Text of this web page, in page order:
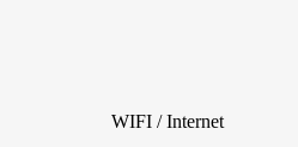
WIFI / Internet